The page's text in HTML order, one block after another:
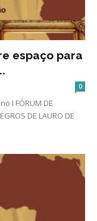
espaço para
0
I FÓRUM DE
DE LAURO DE